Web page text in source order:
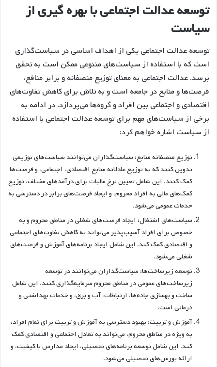
توسعه عدالت اجتماعی با بهره گیری از
سیاست
توسعه عدالت اجتماعی یکی از اهداف اساسی در سیاست‌گذاری
است که با استفاده از سیاست‌های متنوعی ممکن است به تحقق
برسد. عدالت اجتماعی به معنای توزیع منصفانه و برابر منافع،
فرصت‌ها و منابع در جامعه است و به تلاش برای کاهش تفاوت‌های
اقتصادی و اجتماعی بین افراد و گروه‌ها می‌پردازد. در ادامه به
برخی از سیاست‌های مهم برای توسعه عدالت اجتماعی با استفاده
از سیاست اشاره خواهم کرد:
توزیع منصفانه منابع: سیاست‌گذاران می‌توانند سیاست‌های توزیعی
تدوین کنند که به توزیع عادلانه منابع اقتصادی، اجتماعی، و فرصت‌ها
کمک کنند. این شامل تعیین نرخ مالیات برای درآمد‌های مختلف، توزیع
کمک‌های مالی به افراد محروم، و ایجاد فرصت‌های برابر در دسترسی به
خدمات عمومی می‌شود.
سیاست‌های اشتغال: ایجاد فرصت‌های شغلی در مناطق محروم و به
خصوص برای افراد آسیب‌پذیر می‌تواند به کاهش تفاوت‌های اجتماعی
و اقتصادی کمک کند. این شامل ایجاد برنامه‌های آموزش و فرصت‌های
شغلی می‌شود.
توسعه زیرساخت‌ها: سیاست‌گذاران می‌توانند در توسعه
زیرساخت‌های عمومی در مناطق محروم سرمایه‌گذاری کنند. این شامل
ساخت و بهسازی جاده‌ها، ارتباطات، آب و برق، و خدمات بهداشتی و
درمانی است.
آموزش و تربیت: بهبود دسترسی به آموزش و تربیت برای تمام افراد،
به ویژه در مناطق محروم، می‌تواند به تعادل اجتماعی و اقتصادی کمک
کند. این شامل توسعه برنامه‌های تحصیلی، ایجاد مدارس با کیفیت، و
ارائه بورس‌های تحصیلی می‌شود.